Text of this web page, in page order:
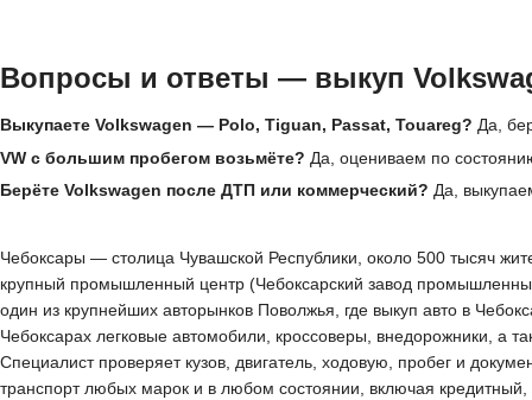
Вопросы и ответы — выкуп
Выкупаете Volkswagen — Polo, Tiguan, Passat, Touareg? Да,
VW с большим пробегом возьмёте? Да, оцениваем по
Берёте Volkswagen после ДТП или коммерческий? Да,
Чебоксары — столица Чувашской Республики, около 500 тысяч
крупный промышленный центр (Чебоксарский завод
один из крупнейших авторынков Поволжья, где выкуп авто в
Чебоксарах легковые автомобили, кроссоверы, внедорожники, а
Специалист проверяет кузов, двигатель, ходовую, пробег и
транспорт любых марок и в любом состоянии, включая